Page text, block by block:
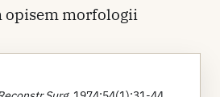
morfologii